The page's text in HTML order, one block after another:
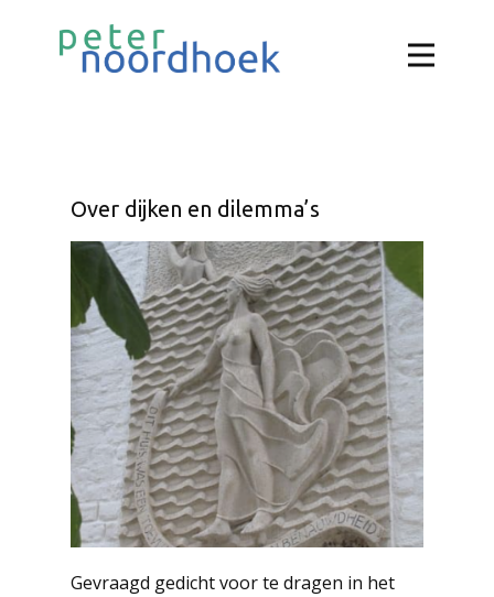
Over dijken en dilemma’s
Gevraagd gedicht voor te dragen in het